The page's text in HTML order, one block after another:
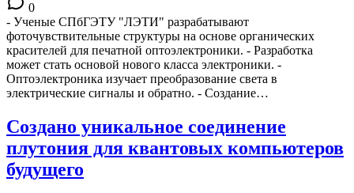
0
- Ученые СПбГЭТУ "ЛЭТИ" разрабатывают
фоточувствительные структуры на основе органических
красителей для печатной оптоэлектроники. - Разработка
может стать основой нового класса электроники. -
Оптоэлектроника изучает преобразование света в
электрические сигналы и обратно. - Создание…
Создано уникальное соединение
плутония для квантовых компьютеров
будущего